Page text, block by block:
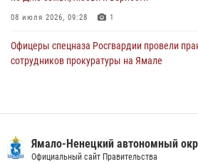
08 июля 2026, 09:28 1
Офицеры спецназа Росгвардии провели
сотрудников прокуратуры на Ямале
Сотрудники СОБР «Варк» повышают боевое
Ямало-Ненецкий автономный
Официальный сайт Правительства